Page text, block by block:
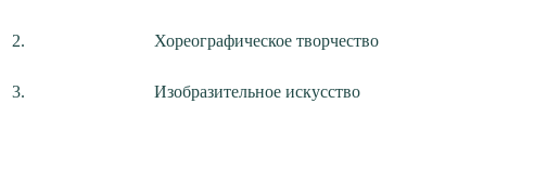
2. Хореографическое творчество
3. Изобразительное искусство